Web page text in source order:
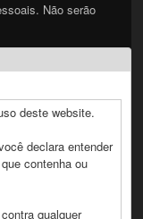
Não serão